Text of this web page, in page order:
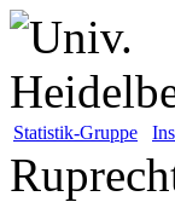
Statistik-Gruppe